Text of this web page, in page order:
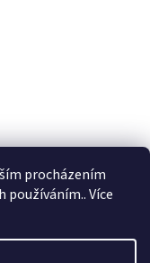
procházením
Více